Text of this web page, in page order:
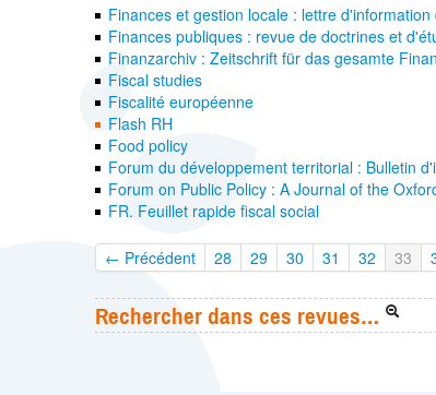
Finances et gestion locale : lettre
Finances publiques : revue de doctrines et
Finanzarchiv : Zeitschrift für das gesamte
Fiscal studies
Fiscalité européenne
Flash RH
Food policy
Forum du développement territorial : Bulletin
Forum on Public Policy : A Journal of the
FR. Feuillet rapide fiscal social
← Précédent 28 29 30 31 32 33
Rechercher dans ces revues…